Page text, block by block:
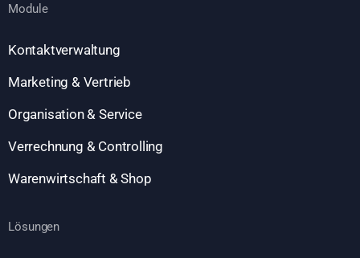
Module
Kontaktverwaltung
Marketing & Vertrieb
Organisation & Service
Verrechnung & Controlling
Warenwirtschaft & Shop
Lösungen